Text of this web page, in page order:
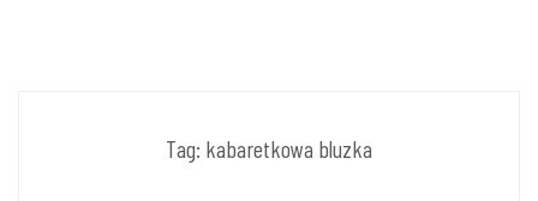
Tag: kabaretkowa bluzka